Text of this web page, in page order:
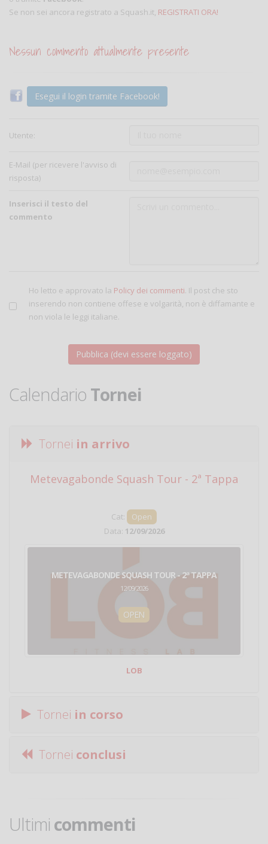
Se non sei ancora registrato a Squash.it, REGISTRATI ORA!
Nessun commento attualmente presente
Esegui il login tramite Facebook!
Utente:
E-Mail (per ricevere l'avviso di
risposta)
Inserisci il testo del
commento
Ho letto e approvato la Policy dei commenti. Il post che sto
inserendo non contiene offese e volgarità, non è diffamante e
non viola le leggi italiane.
Calendario Tornei
Tornei in arrivo
Metevagabonde Squash Tour - 2ª Tappa
Cat:
Open
Data: 12/09/2026
METEVAGABONDE SQUASH TOUR - 2ª TAPPA
12/09/2026
OPEN
LOB
Tornei in corso
Tornei conclusi
Ultimi commenti